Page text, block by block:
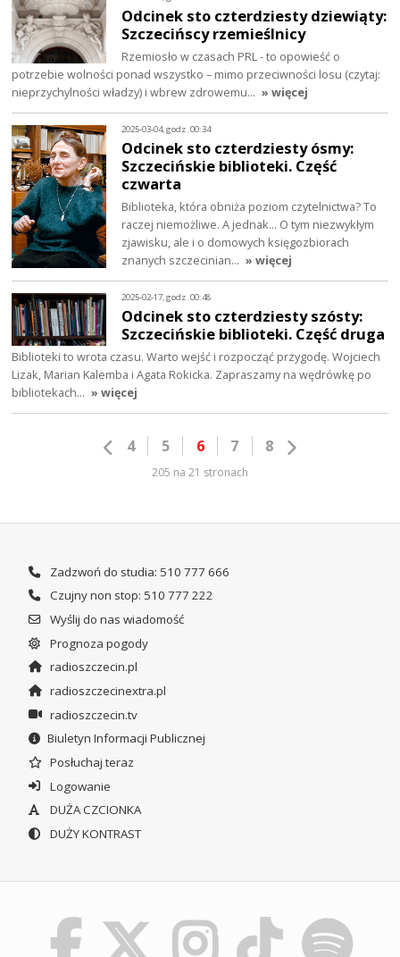
Odcinek sto czterdziesty dziewiąty:
Szczecińscy rzemieślnicy
Rzemiosło w czasach PRL - to opowieść o
potrzebie wolności ponad wszystko – mimo przeciwności losu (czytaj:
nieprzychylności władzy) i wbrew zdrowemu… » więcej
2025-03-04, godz. 00:34
Odcinek sto czterdziesty ósmy:
Szczecińskie biblioteki. Część
czwarta
Biblioteka, która obniża poziom czytelnictwa? To
raczej niemożliwe. A jednak... O tym niezwykłym
zjawisku, ale i o domowych księgozbiorach
znanych szczecinian… » więcej
2025-02-17, godz. 00:48
Odcinek sto czterdziesty szósty:
Szczecińskie biblioteki. Część druga
Biblioteki to wrota czasu. Warto wejść i rozpocząć przygodę. Wojciech
Lizak, Marian Kalemba i Agata Rokicka. Zapraszamy na wędrówkę po
bibliotekach… » więcej
4 5 6 7 8
205 na 21 stronach
Zadzwoń do studia: 510 777 666
Czujny non stop: 510 777 222
Wyślij do nas wiadomość
Prognoza pogody
radioszczecin.pl
radioszczecinextra.pl
radioszczecin.tv
Biuletyn Informacji Publicznej
Posłuchaj teraz
Logowanie
DUŻA CZCIONKA
DUŻY KONTRAST